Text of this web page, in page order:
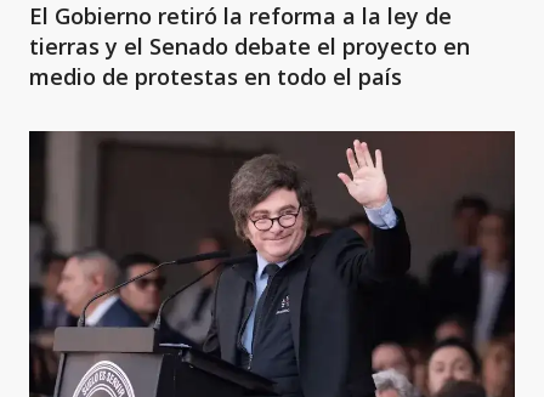
El Gobierno retiró la reforma a la ley de
tierras y el Senado debate el proyecto en
medio de protestas en todo el país